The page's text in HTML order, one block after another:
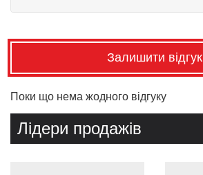
Залишити відгук
Поки що нема жодного відгуку
Лідери продажів